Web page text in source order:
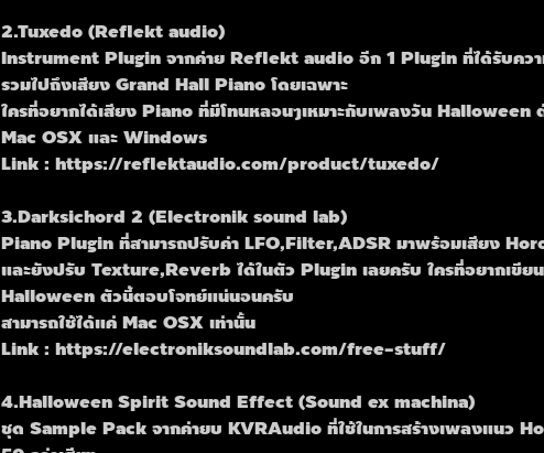
2.Tuxedo (Reflekt audio)
Instrument Plugin จากค่าย Reflekt audio อีก 1 Plugin ที่ได้รับควา
รวมไปถึงเสียง Grand Hall Piano โดยเฉพาะ
ใครที่อยากได้เสียง Piano ที่มีโทนหลอนๆเหมาะกับเพลงวัน Halloween
Mac OSX และ Windows
Link : https://reflektaudio.com/product/tuxedo/
3.Darksichord 2 (Electronik sound lab)
Piano Plugin ที่สามารถปรับค่า LFO,Filter,ADSR มาพร้อมเสียง
และยังปรับ Texture,Reverb ได้ในตัว Plugin เลยครับ ใครที่อยากเ
Halloween ตัวนี้ตอบโจทย์แน่นอนครับ
สามารถใช้ได้แค่ Mac OSX เท่านั้น
Link : https://electroniksoundlab.com/free-stuff/
4.Halloween Spirit Sound Effect (Sound ex machina)
ชุด Sample Pack จากค่ายบ KVRAudio ที่ใช้ในการสร้างเพลงแนว